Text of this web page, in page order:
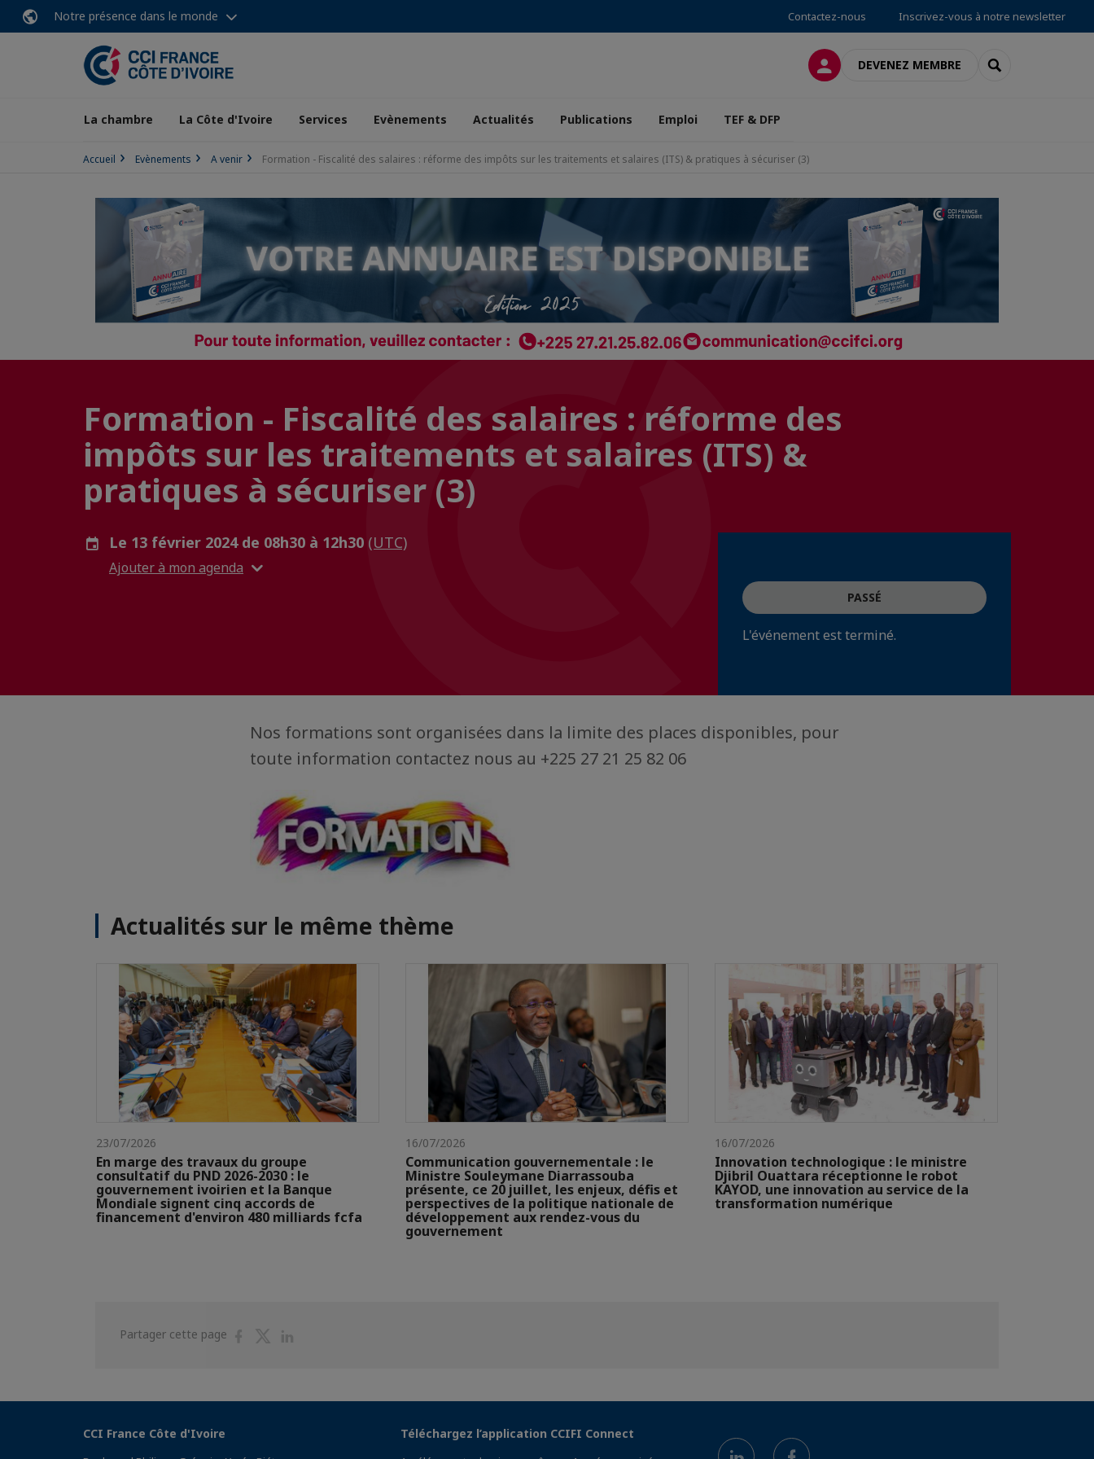
Notre présence dans le monde Contactez-nous Inscrivez-vous à notre newsletter
CONNEXIONDEVENEZ MEMBRE RECHERCHER
La chambre La Côte d'Ivoire Services Evènements Actualités Publications Emploi TEF & DFP
Accueil Evènements A venir Formation - Fiscalité des salaires : réforme des impôts sur les traitements et salaires (ITS) & pratiques à sécuriser (3)
Formation - Fiscalité des salaires : réforme des
impôts sur les traitements et salaires (ITS) &
pratiques à sécuriser (3)
Le 13 février 2024 de 08h30 à 12h30 (UTC)
Ajouter à mon agenda
PASSÉ
L'événement est terminé.
Nos formations sont organisées dans la limite des places disponibles, pour
toute information contactez nous au +225 27 21 25 82 06
Actualités sur le même thème
23/07/2026
En marge des travaux du groupe
consultatif du PND 2026-2030 : le
gouvernement ivoirien et la Banque
Mondiale signent cinq accords de
financement d'environ 480 milliards fcfa
16/07/2026
Communication gouvernementale : le
Ministre Souleymane Diarrassouba
présente, ce 20 juillet, les enjeux, défis et
perspectives de la politique nationale de
développement aux rendez-vous du
gouvernement
16/07/2026
Innovation technologique : le ministre
Djibril Ouattara réceptionne le robot
KAYOD, une innovation au service de la
transformation numérique
Partager cette page
PartagerPartager
CCI France Côte d'Ivoire Téléchargez l’application CCIFI Connect